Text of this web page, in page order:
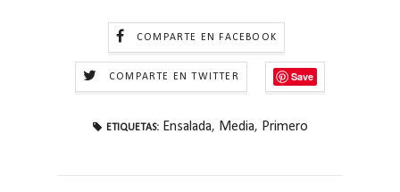
COMPARTE EN FACEBOOK
COMPARTE EN TWITTER Save
ETIQUETAS: Ensalada, Media, Primero